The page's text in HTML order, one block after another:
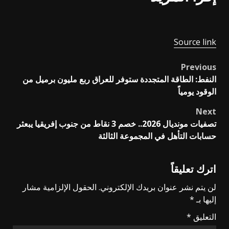
Source link
Post
navigation
Previous
النفط: الطاقة المتجددة ستوفر للعراق ربع مليون برميل من
الوقود يومياً
Next
تصفيات مونديال 2026.. خصم 3 نقاط من جنوب إفريقيا يبعثر
حسابات التأهل في المجموعة الثالثة
اترك تعليقاً
لن يتم نشر عنوان بريدك الإلكتروني. الحقول الإلزامية مشار
إليها بـ*
التعليق *